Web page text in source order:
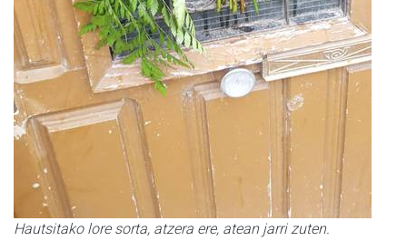
Hautsitako lore sorta, atzera ere, atean jarri zuten.